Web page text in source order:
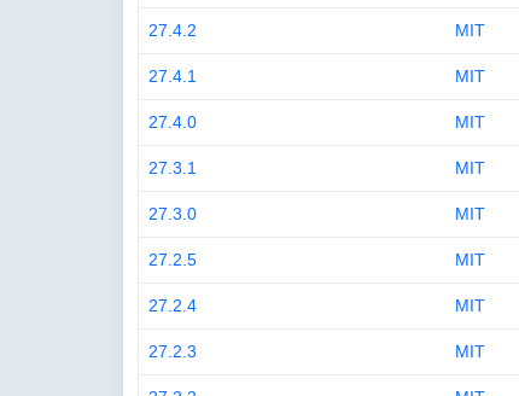
27.4.2 MIT
27.4.1 MIT
27.4.0 MIT
27.3.1 MIT
27.3.0 MIT
27.2.5 MIT
27.2.4 MIT
27.2.3 MIT